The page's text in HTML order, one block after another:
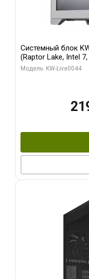
Системный блок
(Raptor Lake, Intel
модуля)/ Gigabyte
Модель: KW-Live0044